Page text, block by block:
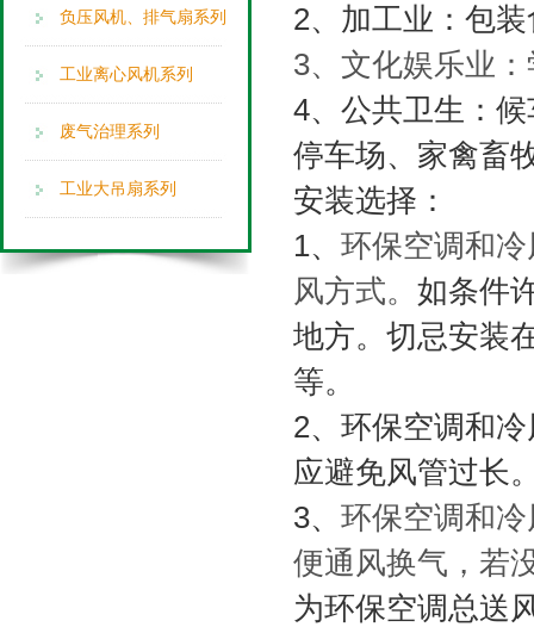
负压风机、排气扇系列
工业离心风机系列
废气治理系列
工业大吊扇系列
2、加工业：包
3、文化娱乐业：
4、公共卫生：
停车场、家禽畜
安装选择：
1、 环保空调和
风方式。 如条件
地方。切忌安装
等。
2、 环保空调和
应避免风管过长
3、 环保空调和
便通风换气，若
为环保空调总送